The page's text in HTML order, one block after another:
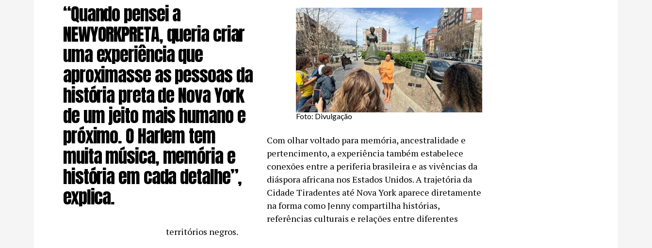
“Quando pensei a
NEWYORKPRETA, queria criar
uma experiência que
aproximasse as pessoas da
história preta de Nova York
de um jeito mais humano e
próximo. O Harlem tem
muita música, memória e
história em cada detalhe”,
explica.
Foto: Divulgação
Com olhar voltado para memória, ancestralidade e
pertencimento, a experiência também estabelece
conexões entre a periferia brasileira e as vivências da
diáspora africana nos Estados Unidos. A trajetória da
Cidade Tiradentes até Nova York aparece diretamente
na forma como Jenny compartilha histórias,
referências culturais e relações entre diferentes
territórios negros.